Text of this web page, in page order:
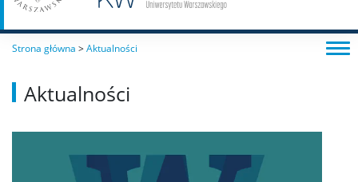
Strona główna >Aktualności
Aktualności